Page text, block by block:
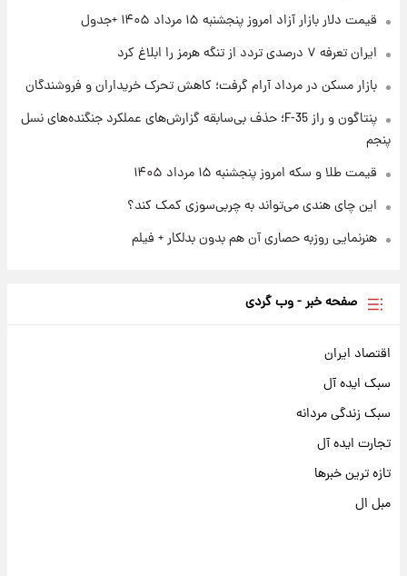
۱ روز پیش
نام خودرو، مبلغ پیش پرداخت و زمان تحویل |
سود مشارکت چند درصد است؟
قیمت دلار بازار آزاد امروز پنجشنبه ۱۵ مرداد ۱۴۰۵ +جدول
ایران تعرفه ۷ درصدی تردد از تنگه هرمز را ابلاغ کرد
بازار مسکن در مرداد آرام گرفت؛ کاهش تحرک خریداران و فروشندگان
پنتاگون و راز F-35؛ حذف بی‌سابقه گزارش‌های عملکرد جنگنده‌های نسل
پنجم
قیمت طلا و سکه امروز پنجشنبه ۱۵ مرداد ۱۴۰۵
این چای هندی می‌تواند به چربی‌سوزی کمک کند؟
هنرنمایی روزبه حصاری آن هم بدون بدلکار + فیلم
صفحه خبر - وب گردی
اقتصاد ایران
سبک ایده آل
سبک زندگی مردانه
تجارت ایده آل
تازه ترین خبرها
مبل ال